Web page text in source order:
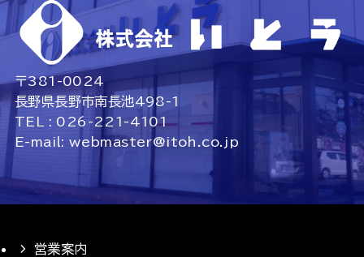
〒381-0024
長野県長野市南長池498-1
TEL : 026-221-4101
E-mail: webmaster@itoh.co.jp
営業案内